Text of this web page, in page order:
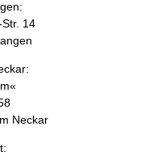
14
Neckar
und Erfahrungen zu
Jester - PT-Therapie, Coaching und